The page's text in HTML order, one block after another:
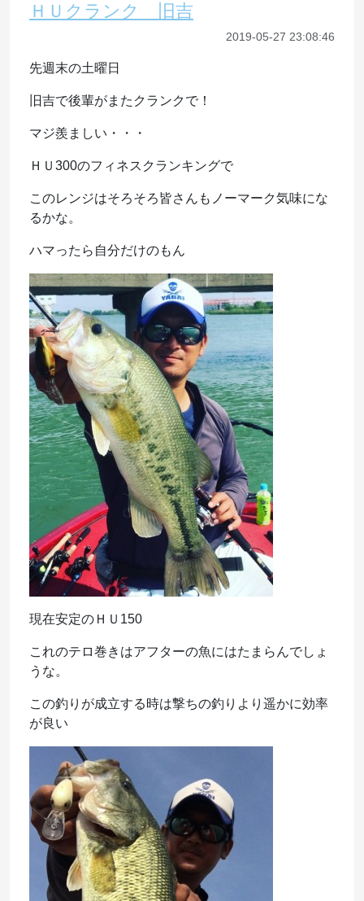
ＨＵクランク 旧吉
2019-05-27 23:08:46
先週末の土曜日
旧吉で後輩がまたクランクで！
マジ羨ましい・・・
ＨＵ300のフィネスクランキングで
このレンジはそろそろ皆さんもノーマーク気味にな
るかな。
ハマったら自分だけのもん
現在安定のＨＵ150
これのテロ巻きはアフターの魚にはたまらんでしょ
うな。
この釣りが成立する時は撃ちの釣りより遥かに効率
が良い